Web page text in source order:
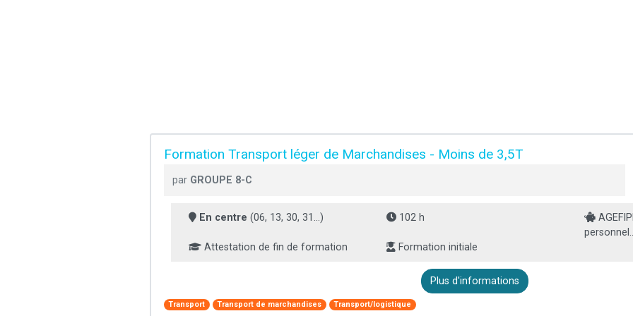
Formation Transport léger de Marchandises - Moins de 3,5T
par GROUPE 8-C
En centre (06, 13, 30, 31...) 102 h
Attestation de fin de formation
Formation initiale
Plus d'informations
Transport Transport de marchandises Transport/logistique